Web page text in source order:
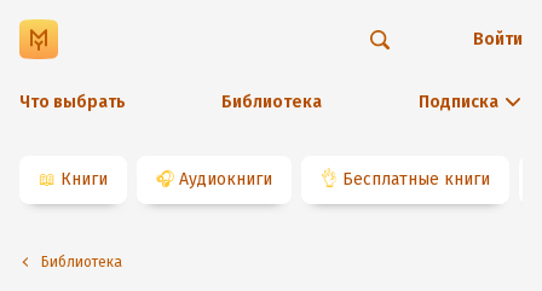
Что выбрать Библиотека Подписка
Войти
📖 Книги 🎧 Аудиокниги 👌 Бесплатные книги
Библиотека